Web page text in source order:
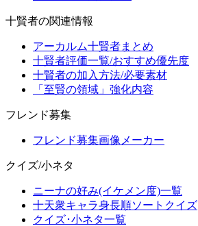
十賢者の関連情報
アーカルム十賢者まとめ
十賢者評価一覧/おすすめ優先度
十賢者の加入方法/必要素材
「至賢の領域」強化内容
フレンド募集
フレンド募集画像メーカー
クイズ/小ネタ
ニーナの好み(イケメン度)一覧
十天衆キャラ身長順ソートクイズ
クイズ･小ネタ一覧